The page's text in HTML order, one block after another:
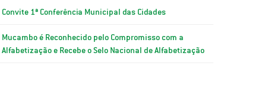
Convite 1ª Conferência Municipal das Cidades
Mucambo é Reconhecido pelo Compromisso com a
Alfabetização e Recebe o Selo Nacional de Alfabetização